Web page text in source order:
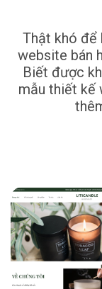
Thật khó để
website bán
Biết được
mẫu thiết kế